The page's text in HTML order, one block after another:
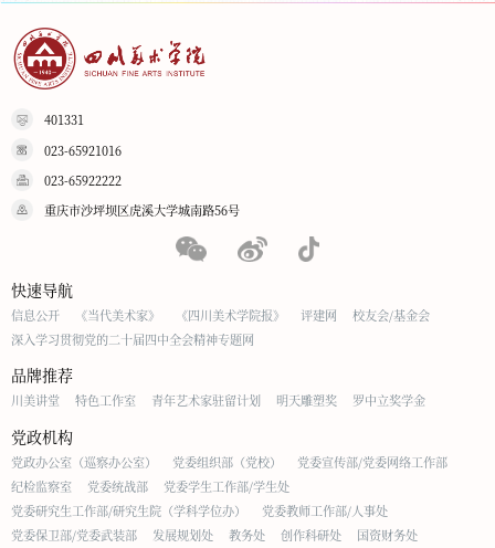
401331
023-65921016
023-65922222
重庆市沙坪坝区虎溪大学城南路56号
快速导航
信息公开 《当代美术家》 《四川美术学院报》 评建网
校友会/基金会
深入学习贯彻党的二十届四中全会精神专题网
品牌推荐
川美讲堂 特色工作室 青年艺术家驻留计划 明天雕塑奖 罗中立奖学金
党政机构
党政办公室（巡察办公室） 党委组织部（党校）
党委宣传部/党委网络工作部
纪检监察室
党委统战部
党委学生工作部/学生处
党委研究生工作部/研究生院（学科学位办）
党委教师工作部/人事处
党委保卫部/党委武装部
发展规划处 教务处 创作科研处
国资财务处